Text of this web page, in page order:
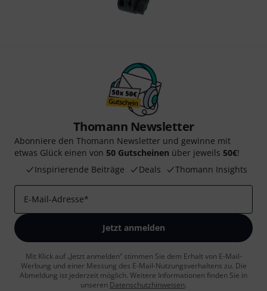
Thomann Newsletter
Abonniere den Thomann Newsletter und gewinne mit
etwas Glück einen von 50 Gutscheinen über jeweils 50€!
Inspirierende Beiträge
Deals Thomann Insights
E-Mail-Adresse*
Jetzt anmelden
Mit Klick auf „Jetzt anmelden“ stimmen Sie dem Erhalt von E-Mail-
Werbung und einer Messung des E-Mail-Nutzungsverhaltens zu. Die
Abmeldung ist jederzeit möglich. Weitere Informationen finden Sie in
unseren Datenschutzhinweisen.